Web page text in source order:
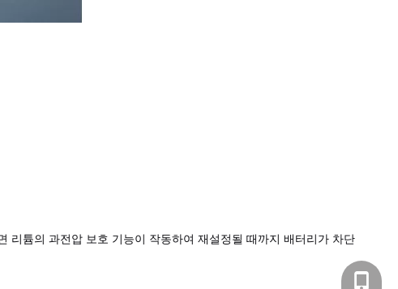
리튬의 과전압 보호 기능이 작동하여 재설정될 때까지 배터리가 차단
+86-